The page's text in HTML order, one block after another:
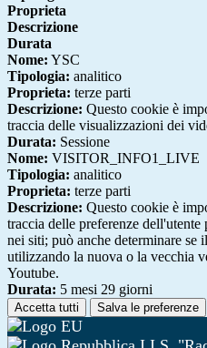
Proprieta
Descrizione
Durata
Nome: YSC
Tipologia: analitico
Proprieta: terze parti
Descrizione: Questo cookie è
traccia delle visualizzazioni dei
Durata: Sessione
Nome: VISITOR_INFO1_LIVE
Tipologia: analitico
Proprieta: terze parti
Descrizione: Questo cookie è
traccia delle preferenze
nei siti; può anche determinare se
utilizzando la nuova o la vecchia
Youtube.
Durata: 5 mesi 29 giorni
Accetta tutti Salva le preferenze